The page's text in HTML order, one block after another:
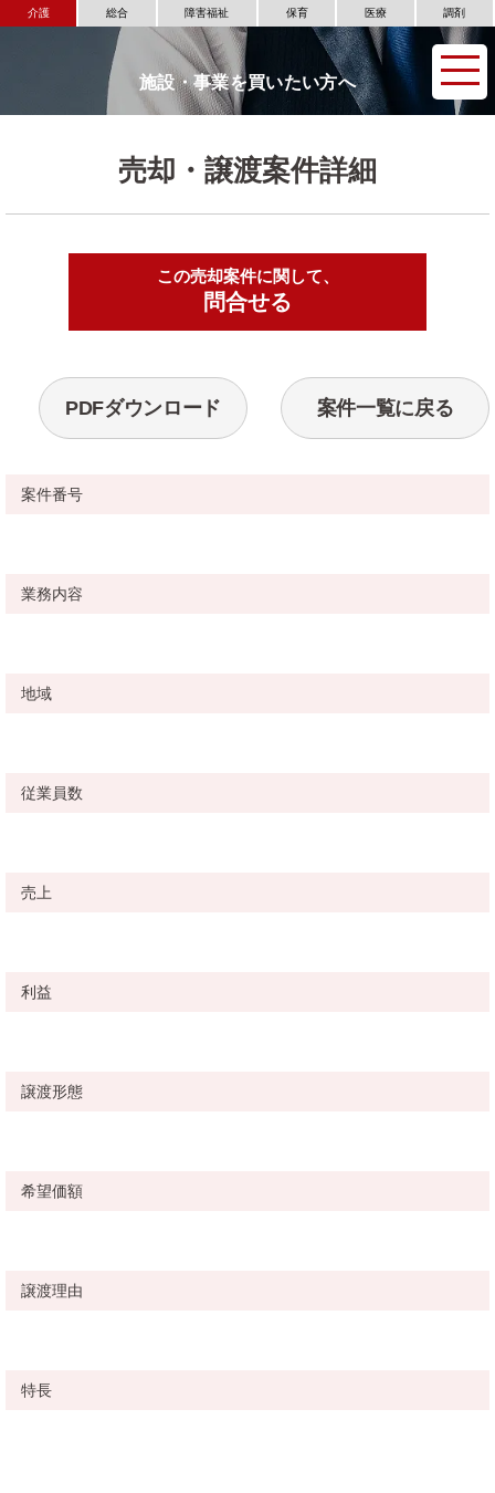
介護 総合 障害福祉 保育 医療 調剤
施設・事業を買いたい方へ
売却・譲渡案件詳細
この売却案件に関して、
問合せる
PDFダウンロード 案件一覧に戻る
案件番号
業務内容
地域
従業員数
売上
利益
譲渡形態
希望価額
譲渡理由
特長